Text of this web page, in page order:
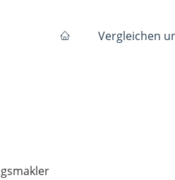
Vergleichen